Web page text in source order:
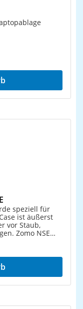
speziell für
ist äußerst
vor Staub,
Wie alle
dieses
robusten
gefertigt. Es
sondern weiß
sowie